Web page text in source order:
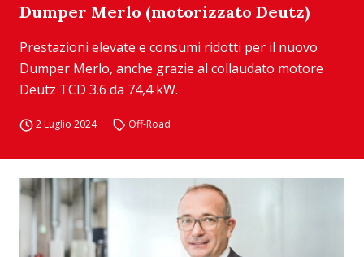
Dumper Merlo (motorizzato Deutz)
Prestazioni elevate e consumi ridotti per il nuovo
Dumper Merlo, anche grazie al collaudato motore
Deutz TCD 3.6 da 74,4 kW.
2 Luglio 2024 Off-Road